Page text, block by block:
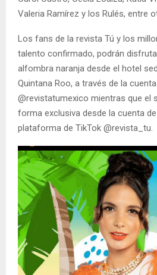
Valeria Ramírez y los Rulés, entre
Los fans de la revista Tú y los
talento confirmado, podrán
alfombra naranja desde el hotel
Quintana Roo, a través de la
@revistatumexico mientras que el
forma exclusiva desde la cuenta
plataforma de TikTok @revista_tu.